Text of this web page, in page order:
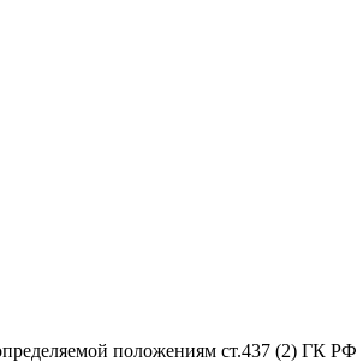
положениям ст.437 (2) ГК РФ